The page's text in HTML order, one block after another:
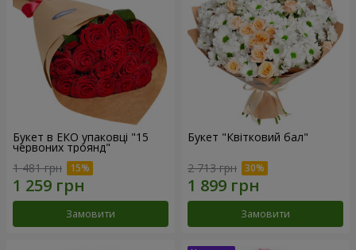
Букет в ЕКО упаковці "15
червоних троянд"
1 481 грн
Замовити
Букет "Квітковий бал"
2 713 грн
Замовити